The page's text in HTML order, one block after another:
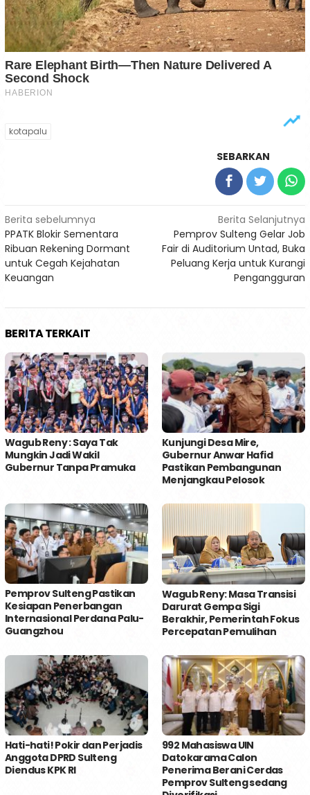
kotapalu
SEBARKAN
Navigasi
pos
Berita sebelumnya
PPATK Blokir Sementara
Ribuan Rekening Dormant
untuk Cegah Kejahatan
Keuangan
Berita Selanjutnya
Pemprov Sulteng Gelar Job
Fair di Auditorium Untad, Buka
Peluang Kerja untuk Kurangi
Pengangguran
BERITA TERKAIT
Wagub Reny : Saya Tak
Mungkin Jadi Wakil
Gubernur Tanpa Pramuka
Kunjungi Desa Mire,
Gubernur Anwar Hafid
Pastikan Pembangunan
Menjangkau Pelosok
Pemprov Sulteng Pastikan
Kesiapan Penerbangan
Internasional Perdana Palu-
Guangzhou
Wagub Reny: Masa Transisi
Darurat Gempa Sigi
Berakhir, Pemerintah Fokus
Percepatan Pemulihan
Hati-hati! Pokir dan Perjadis
Anggota DPRD Sulteng
Diendus KPK RI
992 Mahasiswa UIN
Datokarama Calon
Penerima Berani Cerdas
Pemprov Sulteng sedang